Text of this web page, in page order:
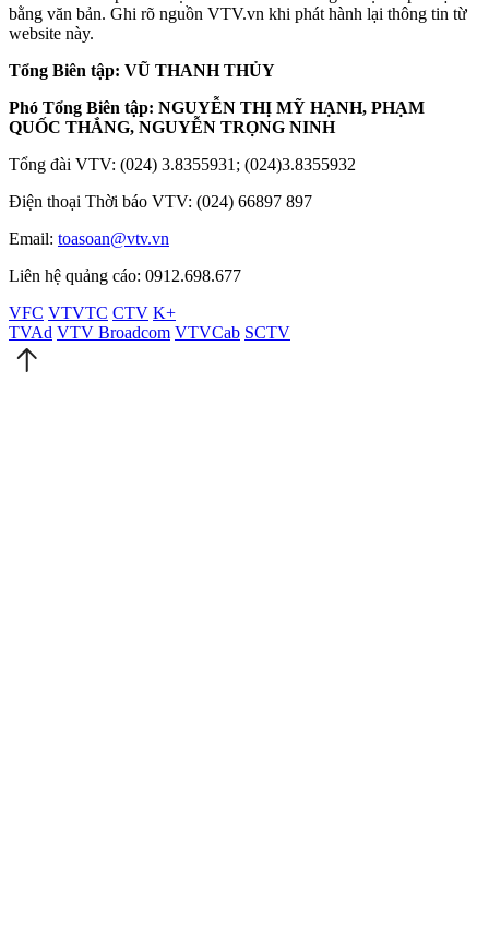
bằng văn bản. Ghi rõ nguồn VTV.vn khi phát hành lại thông tin từ
website này.
Tổng Biên tập: VŨ THANH THỦY
Phó Tổng Biên tập: NGUYỄN THỊ MỸ HẠNH, PHẠM
QUỐC THẮNG, NGUYỄN TRỌNG NINH
Tổng đài VTV: (024) 3.8355931; (024)3.8355932
Điện thoại Thời báo VTV: (024) 66897 897
Email: toasoan@vtv.vn
Liên hệ quảng cáo: 0912.698.677
VFC VTVTC CTV K+
TVAd VTV Broadcom VTVCab SCTV